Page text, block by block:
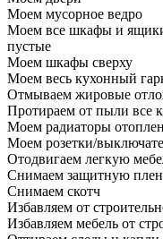
Моем мусорное ведро
Моем все шкафы и
пустые
Моем шкафы сверху
Моем весь кухонный
Отмываем жировые
Протираем от пыли все
Моем радиаторы
Моем розетки/
Отодвигаем легкую
Снимаем защитную
Снимаем скотч
Избавляем от
Избавляем мебель от